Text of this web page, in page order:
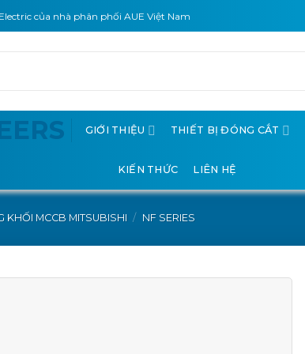
của nhà phân phối AUE Việt Nam
GIỚI THIỆU THIẾT BỊ ĐÓNG CẮT
KIẾN THỨC LIÊN HỆ
KHỐI MCCB MITSUBISHI / NF SERIES